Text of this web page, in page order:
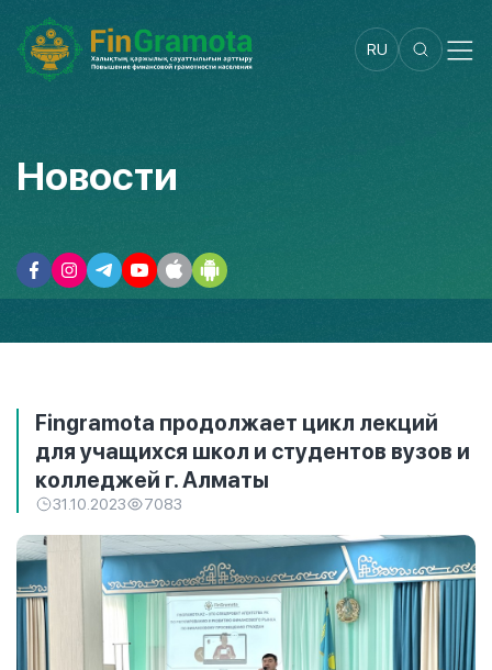
RU
Новости
Fingramota продолжает цикл лекций
для учащихся школ и студентов вузов и
колледжей г. Алматы
31.10.2023 7083